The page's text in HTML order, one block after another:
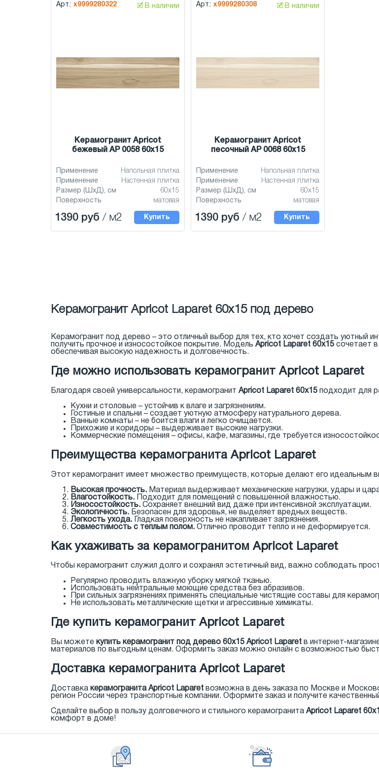
Арт.: х9999280322 🗹 В наличии
Керамогранит Apricot
бежевый AP 0058 60x15
Применение
Напольная плитка
Применение
Настенная плитка
Размер (ШхД), см
60x15
Поверхность
матовая
1390 руб / м2 Купить
Арт.: х9999280308 🗹 В наличии
Керамогранит Apricot
песочный AP 0068 60x15
Применение
Напольная плитка
Применение
Настенная плитка
Размер (ШхД), см
60x15
Поверхность
матовая
1390 руб / м2 Купить
Керамогранит Apricot Laparet 60x15 под дерево
Керамогранит под дерево – это отличный выбор для тех, кто хочет создать уютный
получить прочное и износостойкое покрытие. Модель Apricot Laparet 60x15 сочетает
обеспечивая высокую надежность и долговечность.
Где можно использовать керамогранит Apricot Laparet
Благодаря своей универсальности, керамогранит Apricot Laparet 60x15 подходит для
Кухни и столовые – устойчив к влаге и загрязнениям.
Гостиные и спальни – создает уютную атмосферу натурального дерева.
Ванные комнаты – не боится влаги и легко очищается.
Прихожие и коридоры – выдерживает высокие нагрузки.
Коммерческие помещения – офисы, кафе, магазины, где требуется
Преимущества керамогранита Apricot Laparet
Этот керамогранит имеет множество преимуществ, которые делают его идеальным
Высокая прочность. Материал выдерживает механические нагрузки, удары и
Влагостойкость. Подходит для помещений с повышенной влажностью.
Износостойкость. Сохраняет внешний вид даже при интенсивной эксплуатации.
Экологичность. Безопасен для здоровья, не выделяет вредных веществ.
Легкость ухода. Гладкая поверхность не накапливает загрязнения.
Совместимость с теплым полом. Отлично проводит тепло и не деформируется.
Как ухаживать за керамогранитом Apricot Laparet
Чтобы керамогранит служил долго и сохранял эстетичный вид, важно соблюдать
Регулярно проводить влажную уборку мягкой тканью.
Использовать нейтральные моющие средства без абразивов.
При сильных загрязнениях применять специальные чистящие составы для
Не использовать металлические щетки и агрессивные химикаты.
Где купить керамогранит Apricot Laparet
Вы можете купить керамогранит под дерево 60x15 Apricot Laparet в интернет-
материалов по выгодным ценам. Оформить заказ можно онлайн с возможностью
Доставка керамогранита Apricot Laparet
Доставка керамогранита Apricot Laparet возможна в день заказа по Москве и
регион России через транспортные компании. Оформите заказ и получите
Сделайте выбор в пользу долговечного и стильного керамогранита Apricot Laparet
комфорт в доме!